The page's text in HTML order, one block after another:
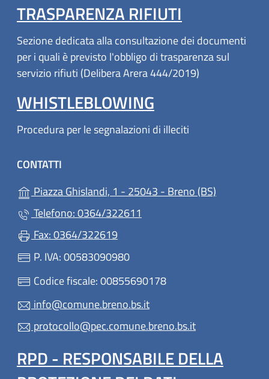
TRASPARENZA RIFIUTI
Sezione dedicata alla consultazione dei documenti
per i quali è previsto l'obbligo di trasparenza sul
servizio rifiuti (Delibera Arera 444/2019)
WHISTLEBLOWING
Procedura per le segnalazioni di illeciti
CONTATTI
Piazza Ghislandi, 1 - 25043 - Breno (BS)
Telefono: 0364/322611
Fax: 0364/322619
P. IVA: 00583090980
Codice fiscale: 00855690178
info@comune.breno.bs.it
protocollo@pec.comune.breno.bs.it
RPD - RESPONSABILE DELLA